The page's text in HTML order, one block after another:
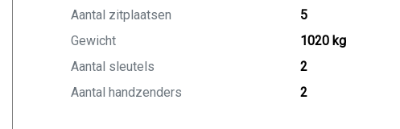
Aantal zitplaatsen
5
Gewicht
1020 kg
Aantal sleutels
2
Aantal handzenders
2